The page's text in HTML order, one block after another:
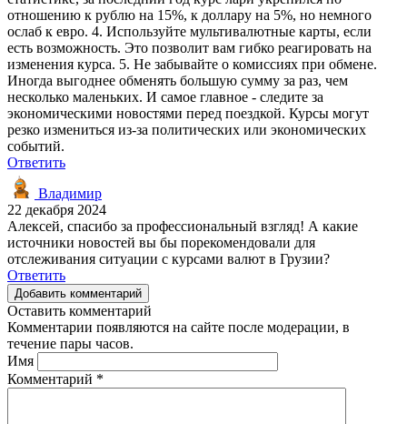
отношению к рублю на 15%, к доллару на 5%, но немного
ослаб к евро. 4. Используйте мультивалютные карты, если
есть возможность. Это позволит вам гибко реагировать на
изменения курса. 5. Не забывайте о комиссиях при обмене.
Иногда выгоднее обменять большую сумму за раз, чем
несколько маленьких. И самое главное - следите за
экономическими новостями перед поездкой. Курсы могут
резко измениться из-за политических или экономических
событий.
Ответить
Владимир
22 декабря 2024
Алексей, спасибо за профессиональный взгляд! А какие
источники новостей вы бы порекомендовали для
отслеживания ситуации с курсами валют в Грузии?
Ответить
Добавить комментарий
Оставить комментарий
Комментарии появляются на сайте после модерации, в
течение пары часов.
Имя
Комментарий *